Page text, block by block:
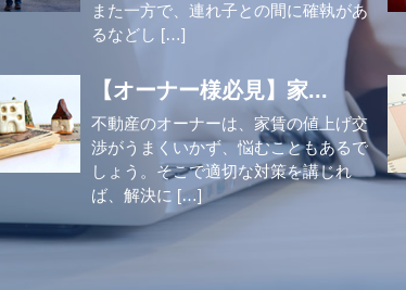
また一方で、連れ子との間に確執があ
るなどし […]
【オーナー様必見】家...
不動産のオーナーは、家賃の値上げ交
渉がうまくいかず、悩むこともあるで
しょう。そこで適切な対策を講じれ
ば、解決に […]